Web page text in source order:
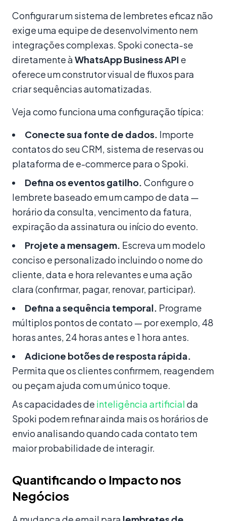
Configurar um sistema de lembretes eficaz não
exige uma equipe de desenvolvimento nem
integrações complexas. Spoki conecta-se
diretamente àWhatsApp Business API e
oferece um construtor visual de fluxos para
criar sequências automatizadas.
Veja como funciona uma configuração típica:
Conecte sua fonte de dados. Importe
contatos do seu CRM, sistema de reservas ou
plataforma de e-commerce para o Spoki.
Defina os eventos gatilho. Configure o
lembrete baseado em um campo de data —
horário da consulta, vencimento da fatura,
expiração da assinatura ou início do evento.
Projete a mensagem. Escreva um modelo
conciso e personalizado incluindo o nome do
cliente, data e hora relevantes e uma ação
clara (confirmar, pagar, renovar, participar).
Defina a sequência temporal. Programe
múltiplos pontos de contato — por exemplo, 48
horas antes, 24 horas antes e 1 hora antes.
Adicione botões de resposta rápida.
Permita que os clientes confirmem, reagendem
ou peçam ajuda com um único toque.
As capacidades de inteligência artificialda
Spoki podem refinar ainda mais os horários de
envio analisando quando cada contato tem
maior probabilidade de interagir.
Quantificando o Impacto nos
Negócios